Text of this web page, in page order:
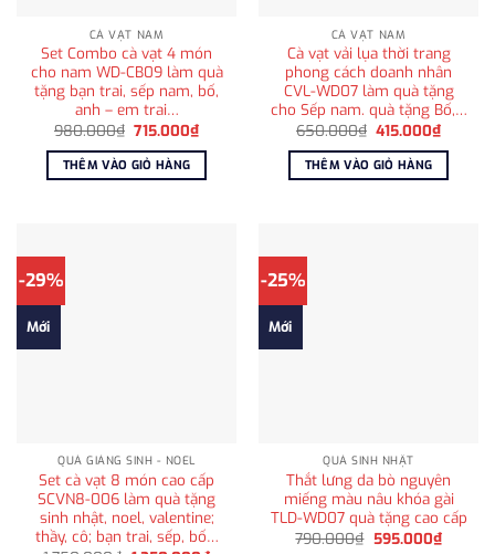
CÀ VẠT NAM
Set Combo cà vạt 4 món
cho nam WD-CB09 làm quà
tặng bạn trai, sếp nam, bố,
anh – em trai…
980.000₫ Giá
là:
980.000₫.
715.000₫Giá
hiện
tại
715.000₫.
THÊM VÀO GIỎ HÀNG
CÀ VẠT NAM
Cà vạt vải lụa thời trang
phong cách doanh nhân
CVL-WD07 làm quà tặng
cho Sếp nam. quà tặng Bố,…
650.000₫ Giá
là:
650.000₫.
415.000₫Giá
hiện
tại
THÊM VÀO GIỎ HÀNG
-29%
Mới
QUÀ GIÁNG SINH - NOEL
Set cà vạt 8 món cao cấp
SCVN8-006 làm quà tặng
sinh nhật, noel, valentine;
thầy, cô; bạn trai, sếp, bố…
-25%
Mới
QUÀ SINH NHẬT
Thắt lưng da bò nguyên
miếng màu nâu khóa gài
TLD-WD07 quà tặng cao cấp
790.000₫ Giá
595.000₫Giá